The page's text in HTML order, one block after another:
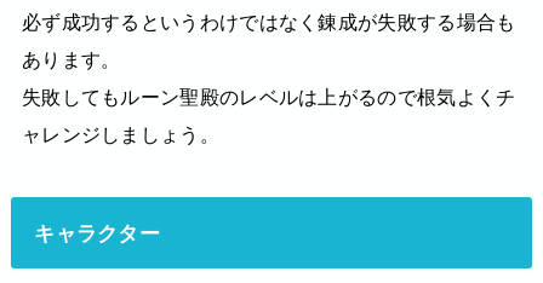
必ず成功するというわけではなく錬成が失敗する場合も
あります。
失敗してもルーン聖殿のレベルは上がるので根気よくチ
ャレンジしましょう。
キャラクター